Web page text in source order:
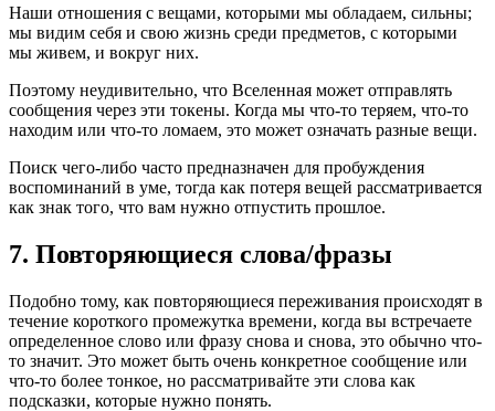
Наши отношения с вещами, которыми мы обладаем, сильны;
мы видим себя и свою жизнь среди предметов, с которыми
мы живем, и вокруг них.
Поэтому неудивительно, что Вселенная может отправлять
сообщения через эти токены. Когда мы что-то теряем, что-то
находим или что-то ломаем, это может означать разные вещи.
Поиск чего-либо часто предназначен для пробуждения
воспоминаний в уме, тогда как потеря вещей рассматривается
как знак того, что вам нужно отпустить прошлое.
7. Повторяющиеся слова/фразы
Подобно тому, как повторяющиеся переживания происходят в
течение короткого промежутка времени, когда вы встречаете
определенное слово или фразу снова и снова, это обычно что-
то значит. Это может быть очень конкретное сообщение или
что-то более тонкое, но рассматривайте эти слова как
подсказки, которые нужно понять.